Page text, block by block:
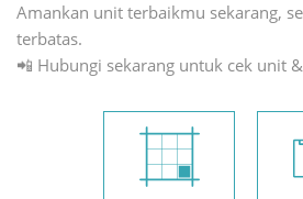
Amankan unit terbaikmu sekarang,
terbatas.
📲 Hubungi sekarang untuk cek unit